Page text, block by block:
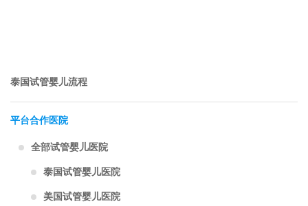
泰国试管婴儿流程
平台合作医院
全部试管婴儿医院
泰国试管婴儿医院
美国试管婴儿医院